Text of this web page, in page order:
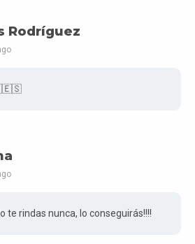
Rodríguez
te rindas nunca, lo conseguirás!!!!